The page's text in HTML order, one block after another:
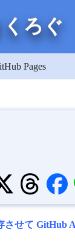
ろぐ
Pages
させて GitHub